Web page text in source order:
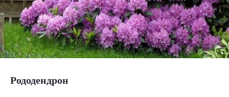
Рододендрон